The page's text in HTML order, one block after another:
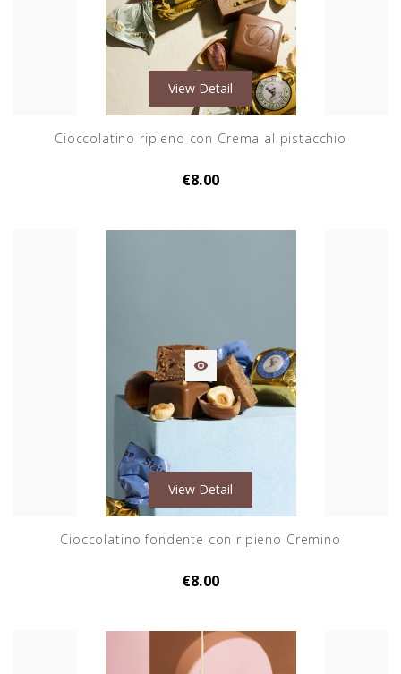
View Detail
Cioccolatino ripieno con Crema al pistacchio
€8.00

View Detail
Cioccolatino fondente con ripieno Cremino
€8.00